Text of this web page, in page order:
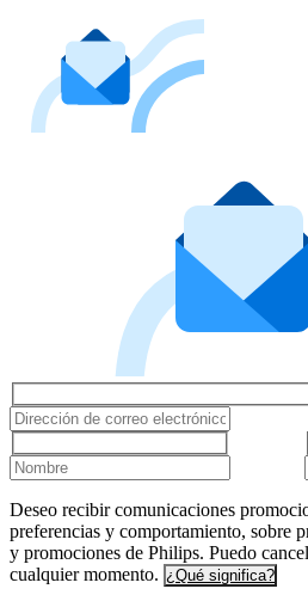
Deseo recibir comunicaciones
preferencias y comportamiento, sobre
y promociones de Philips. Puedo
cualquier momento. ¿Qué significa?